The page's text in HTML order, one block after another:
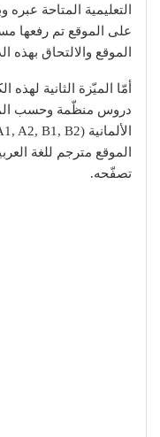
التعليمية المتاحة
على الموقع تم رفعها
الموقع والالتحاق بهذه
أمّا الميّزة الثانية
دروس منظّمة وحسب
الموقع مترجم للغة
تصفّحه.